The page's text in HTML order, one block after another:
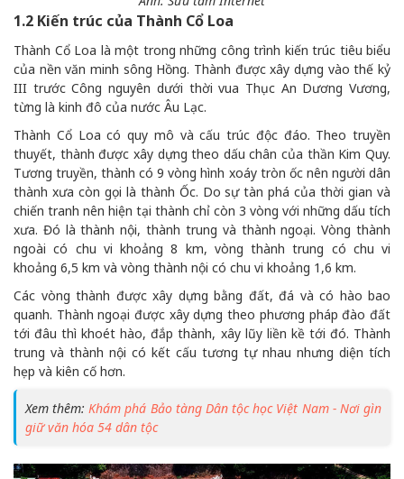
1.2 Kiến trúc của Thành Cổ Loa
Thành Cổ Loa là một trong những công trình kiến trúc tiêu biểu
của nền văn minh sông Hồng. Thành được xây dựng vào thế kỷ
III trước Công nguyên dưới thời vua Thục An Dương Vương,
từng là kinh đô của nước Âu Lạc.
Thành Cổ Loa có quy mô và cấu trúc độc đáo. Theo truyền
thuyết, thành được xây dựng theo dấu chân của thần Kim Quy.
Tương truyền, thành có 9 vòng hình xoáy tròn ốc nên người dân
thành xưa còn gọi là thành Ốc. Do sự tàn phá của thời gian và
chiến tranh nên hiện tại thành chỉ còn 3 vòng với những dấu tích
xưa. Đó là thành nội, thành trung và thành ngoại. Vòng thành
ngoài có chu vi khoảng 8 km, vòng thành trung có chu vi
khoảng 6,5 km và vòng thành nội có chu vi khoảng 1,6 km.
Các vòng thành được xây dựng bằng đất, đá và có hào bao
quanh. Thành ngoại được xây dựng theo phương pháp đào đất
tới đâu thì khoét hào, đắp thành, xây lũy liền kề tới đó. Thành
trung và thành nội có kết cấu tương tự nhau nhưng diện tích
hẹp và kiên cố hơn.
Xem thêm:Khám phá Bảo tàng Dân tộc học Việt Nam - Nơi gìn
giữ văn hóa 54 dân tộc